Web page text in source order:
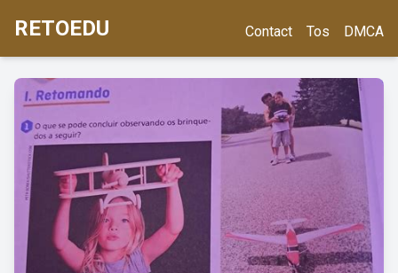
RETOEDU Contact Tos DMCA